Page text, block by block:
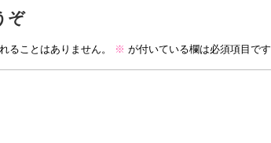
ぞ
ることはありません。 ※ が付いている欄は必須項目です